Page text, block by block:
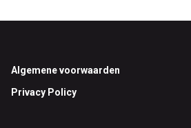
Footer
Algemene voorwaarden
Privacy Policy